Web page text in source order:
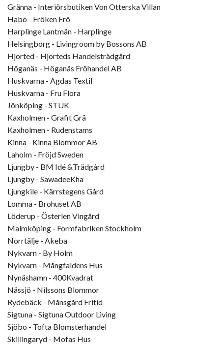
Gränna - Interiörsbutiken Von Otterska Villan
Habo - Fröken Frö
Harplinge Lantmän - Harplinge
Helsingborg - Livingroom by Bossons AB
Hjorted - Hjorteds Handelsträdgård
Höganäs - Höganäs Fröhandel AB
Huskvarna - Agdas Textil
Huskvarna - Fru Flora
Jönköping - STUK
Kaxholmen - Grafit Grå
Kaxholmen - Rudenstams
Kinna - Kinna Blommor AB
Laholm - Fröjd Sweden
Ljungby - BM Idé &Trädgård
Ljungby - SawadeeKha
Ljungkile - Kärrstegens Gård
Lomma - Brohuset AB
Löderup - Österlen Vingård
Malmköping - Formfabriken Stockholm
Norrtälje - Akeba
Nykvarn - By Holm
Nykvarn - Mångfaldens Hus
Nynäshamn - 400Kvadrat
Nässjö - Nilssons Blommor
Rydebäck - Månsgård Fritid
Sigtuna - Sigtuna Outdoor Living
Sjöbo - Tofta Blomsterhandel
Skillingaryd - Mofas Hus